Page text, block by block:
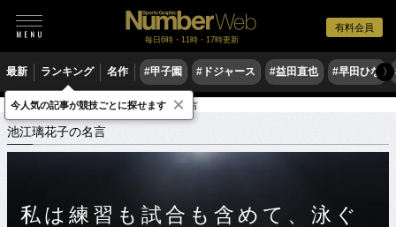
有料会員
毎日6時・11時・17時更新
最新 ランキング 名作 #甲子園 #ドジャース #益田直也 #早田ひな 〉
スポーツ名言集 イ 池江璃花子の名言
池江璃花子の名言
私は練習も試合も含めて、泳ぐ
今人気の記事が競技ごとに探せます ×